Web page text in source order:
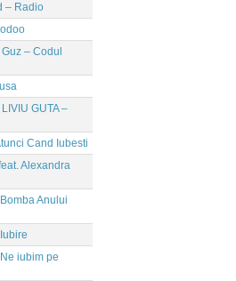
– Radio
– Codul
GUTA –
Cand Iubesti
Alexandra
Anului
iubim pe